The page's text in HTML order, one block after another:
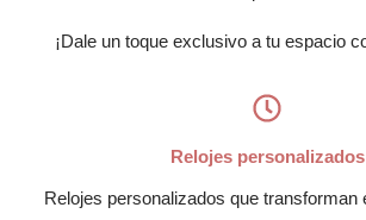
¡Dale un toque exclusivo a tu espacio
Relojes personalizados
Relojes personalizados que transforman